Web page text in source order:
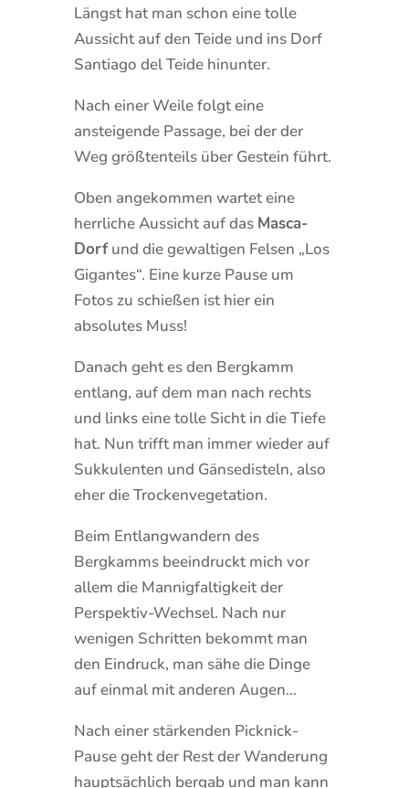
Längst hat man schon eine tolle
Aussicht auf den Teide und ins Dorf
Santiago del Teide hinunter.
Nach einer Weile folgt eine
ansteigende Passage, bei der der
Weg größtenteils über Gestein führt.
Oben angekommen wartet eine
herrliche Aussicht auf das Masca-
Dorfund die gewaltigen Felsen „Los
Gigantes“. Eine kurze Pause um
Fotos zu schießen ist hier ein
absolutes Muss!
Danach geht es den Bergkamm
entlang, auf dem man nach rechts
und links eine tolle Sicht in die Tiefe
hat. Nun trifft man immer wieder auf
Sukkulenten und Gänsedisteln, also
eher die Trockenvegetation.
Beim Entlangwandern des
Bergkamms beeindruckt mich vor
allem die Mannigfaltigkeit der
Perspektiv-Wechsel. Nach nur
wenigen Schritten bekommt man
den Eindruck, man sähe die Dinge
auf einmal mit anderen Augen…
Nach einer stärkenden Picknick-
Pause geht der Rest der Wanderung
hauptsächlich bergab und man kann